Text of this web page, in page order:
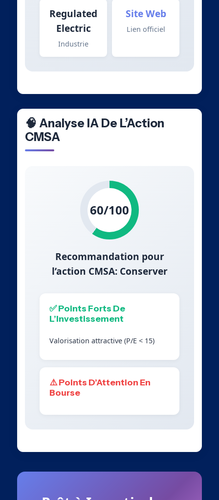
Regulated
Electric
Industrie
Site Web
Lien officiel
🧠 Analyse IA De L’Action
CMSA
60/100
Recommandation pour
l’action CMSA: Conserver
✅ Points Forts De
L’Investissement
Valorisation attractive (P/E < 15)
⚠️ Points D’Attention En
Bourse